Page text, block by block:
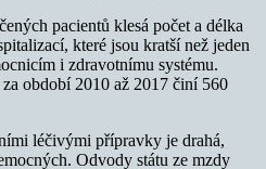
pacientů klesá počet a délka
které jsou kratší než jeden
i zdravotnímu systému.
období 2010 až 2017 činí 560
léčivými přípravky je drahá,
Odvody státu ze mzdy